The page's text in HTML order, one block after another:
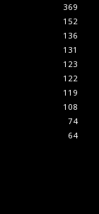
369
152
136
131
123
122
119
108
74
64